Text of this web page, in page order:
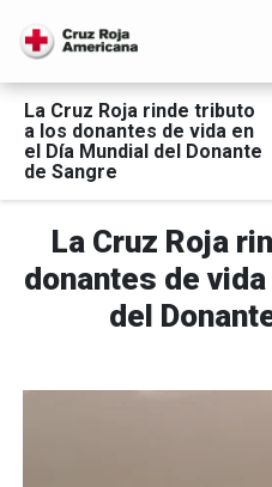
La Cruz Roja rinde tributo
a los donantes de vida en
el Día Mundial del Donante
de Sangre
La Cruz Roja
donantes de
del